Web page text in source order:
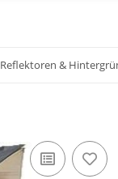
Reflektoren &